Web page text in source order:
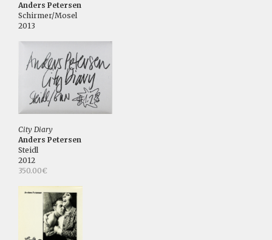
Anders Petersen
Schirmer/Mosel
2013
City Diary
Anders Petersen
Steidl
2012
350.00€